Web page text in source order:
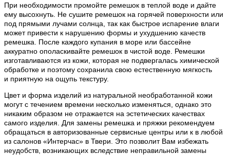
При необходимости промойте ремешок в теплой воде и дайте
ему высохнуть. Не сушите ремешок на горячей поверхности или
под прямыми лучами солнца, так как быстрое испарение влаги
может привести к нарушению формы и ухудшению качеств
ремешка. После каждого купания в море или бассейне
аккуратно ополаскивайте ремешок в чистой воде. Ремешки
изготавливаются из кожи, которая не подвергалась химической
обработке и поэтому сохранила свою естественную мягкость
и приятную на ощупь текстуру.
Цвет и форма изделий из натуральной необработанной кожи
могут с течением времени несколько изменяться, однако это
никаким образом не отражается на эстетических качествах
самого изделия. Для замены ремешка и пряжки рекомендуем
обращаться в авторизованные сервисные центры или к в любой
из салонов «Интерчас» в Твери. Это позволит Вам избежать
неудобств, возникающих вследствие неправильной замены